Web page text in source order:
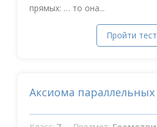
прямых: … то она...
Пройти тест
Аксиома